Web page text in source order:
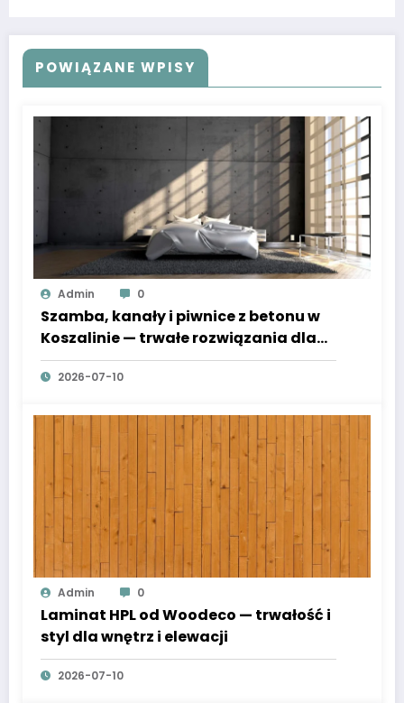
POWIĄZANE WPISY
Admin 0
Szamba, kanały i piwnice z betonu w
Koszalinie — trwałe rozwiązania dla
domu i firmy
2026-07-10
Admin 0
Laminat HPL od Woodeco — trwałość i
styl dla wnętrz i elewacji
2026-07-10